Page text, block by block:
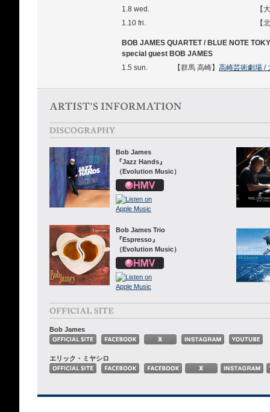
1.8 wed.
【
1.10 fri.
【
BOB JAMES QUARTET / BLUE NOTE
special guest BOB JAMES
1.5 sun.
【群馬 高崎】 高崎芸術劇場 /
Bob James
『Jazz Hands』
（Evolution Music）
Bob James Trio
『Espresso』
（Evolution Music）
Bob James
エリック・ミヤシロ